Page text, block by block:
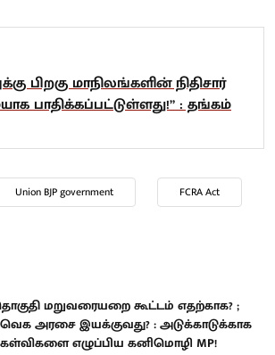
பிறகு மாநிலங்களின் நிதிசார்
பாதிக்கப்பட்டுள்ளது!” : தங்கம்
Union BJP government FCRA Act
மறுவரையறை கூட்டம் எதற்காக? ;
அரசை இயக்குவது? : அடுக்காடுக்காக
எழுப்பிய கனிமொழி MP!